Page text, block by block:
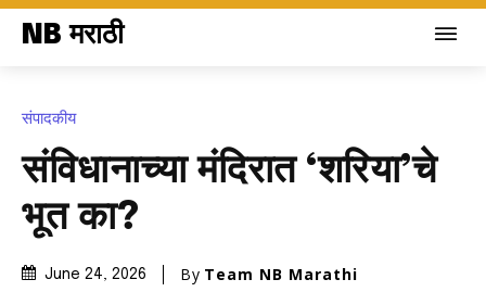
NB मराठी
संपादकीय
संविधानाच्या मंदिरात ‘शरिया’चे
भूत का?
June 24, 2026 By Team NB Marathi